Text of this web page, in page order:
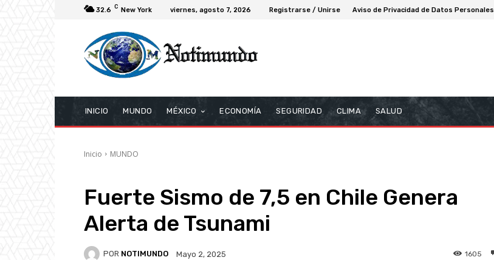
32.6 C New York viernes, agosto 7, 2026 Registrarse / Unirse Aviso de Privacidad de Datos Personales
INICIO MUNDO MÉXICO ECONOMÍA SEGURIDAD CLIMA SALUD
Inicio MUNDO
Fuerte Sismo de 7,5 en Chile Genera
Alerta de Tsunami
POR NOTIMUNDO Mayo 2, 2025 1605